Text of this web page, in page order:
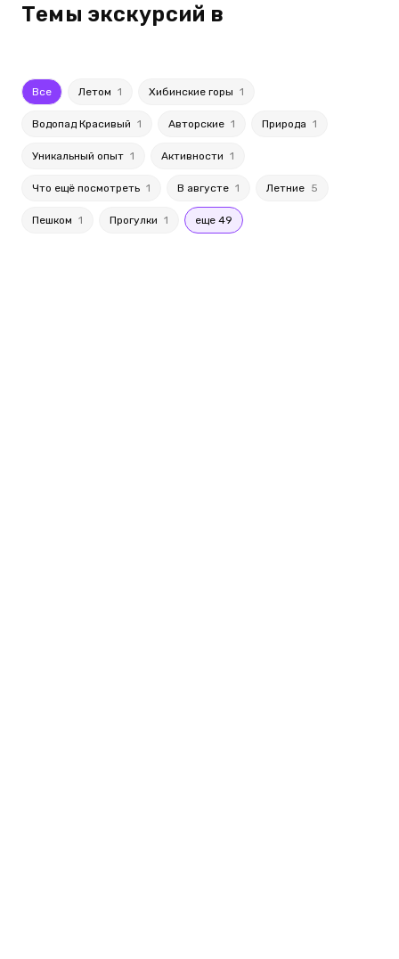
Темы экскурсий в
Все Летом 1 Хибинские горы 1
Водопад Красивый 1 Авторские 1 Природа 1
Уникальный опыт 1 Активности 1
Что ещё посмотреть 1 В августе 1 Летние 5
Пешком 1 Прогулки 1 еще 49